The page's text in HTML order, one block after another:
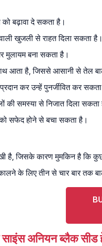
बढ़ावा दे सकता है।
खुजली से राहत दिला सकता है।
मुलायम बना सकता है।
आता है, जिससे आसानी से तेल
कर उन्हें पुनर्जीवित कर
की समस्या से निजात दिला सकता
को सफेद होने से बचा सकता है।
है, जिसके कारण मुमकिन है कि
के लिए तीन से चार बार तक
साइंस अनियन ब्लैक